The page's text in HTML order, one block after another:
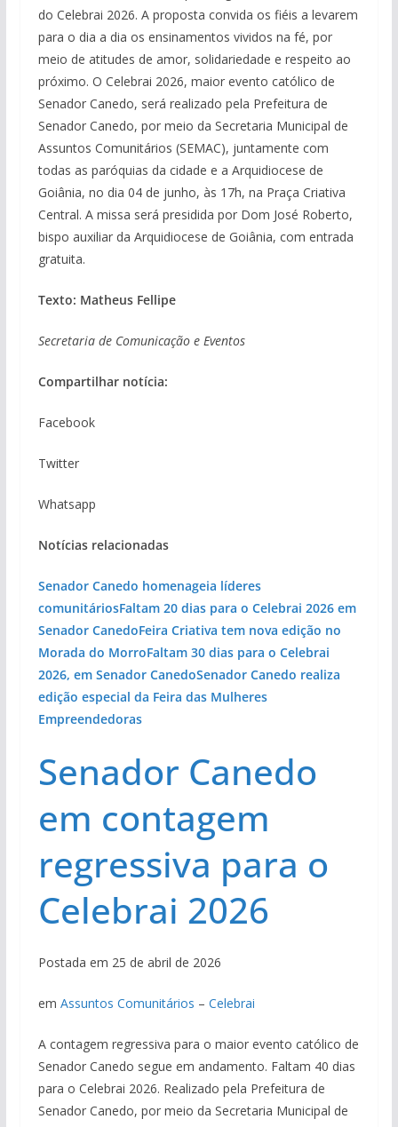
do Celebrai 2026. A proposta convida os fiéis a levarem
para o dia a dia os ensinamentos vividos na fé, por
meio de atitudes de amor, solidariedade e respeito ao
próximo. O Celebrai 2026, maior evento católico de
Senador Canedo, será realizado pela Prefeitura de
Senador Canedo, por meio da Secretaria Municipal de
Assuntos Comunitários (SEMAC), juntamente com
todas as paróquias da cidade e a Arquidiocese de
Goiânia, no dia 04 de junho, às 17h, na Praça Criativa
Central. A missa será presidida por Dom José Roberto,
bispo auxiliar da Arquidiocese de Goiânia, com entrada
gratuita.
Texto: Matheus Fellipe
Secretaria de Comunicação e Eventos
Compartilhar notícia:
Facebook
Twitter
Whatsapp
Notícias relacionadas
Senador Canedo homenageia líderes
comunitáriosFaltam 20 dias para o Celebrai 2026 em
Senador CanedoFeira Criativa tem nova edição no
Morada do MorroFaltam 30 dias para o Celebrai
2026, em Senador CanedoSenador Canedo realiza
edição especial da Feira das Mulheres
Empreendedoras
Senador Canedo
em contagem
regressiva para o
Celebrai 2026
Postada em 25 de abril de 2026
em Assuntos Comunitários – Celebrai
A contagem regressiva para o maior evento católico de
Senador Canedo segue em andamento. Faltam 40 dias
para o Celebrai 2026. Realizado pela Prefeitura de
Senador Canedo, por meio da Secretaria Municipal de